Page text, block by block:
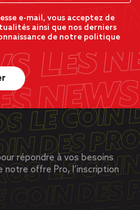
e-mail, vous acceptez de
ainsi que nos derniers
de notre politique
répondre à vos besoins
offre Pro, l’inscription